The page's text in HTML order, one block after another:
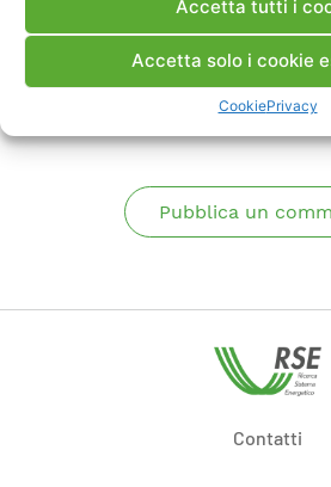
Accetta tutti i
Accetta solo i cookie
CookiePrivacy
Commenti
Pubblica un
Contatti